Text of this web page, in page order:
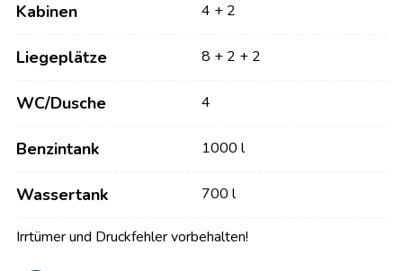
Kabinen 4 + 2
Liegeplätze 8 + 2 + 2
WC/Dusche 4
Benzintank 1000 l
Wassertank 700 l
Irrtümer und Druckfehler vorbehalten!